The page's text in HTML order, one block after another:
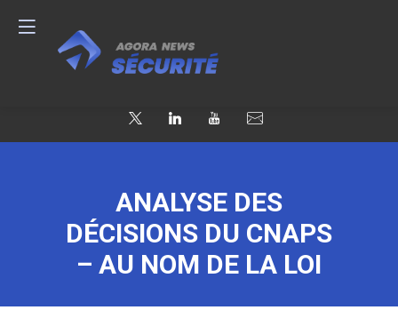
ANALYSE DES
DÉCISIONS DU CNAPS
– AU NOM DE LA LOI